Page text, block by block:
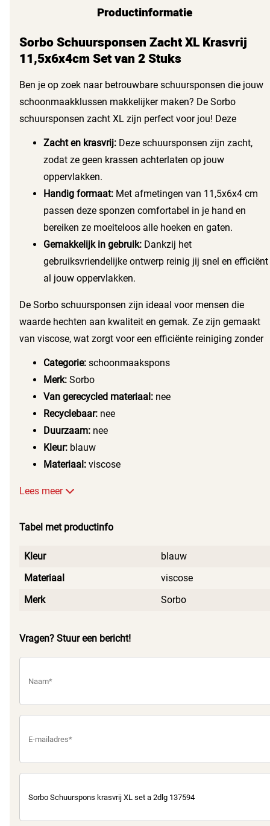
Productinformatie
Sorbo Schuursponsen Zacht XL Krasvrij
11,5x6x4cm Set van 2 Stuks
Ben je op zoek naar betrouwbare schuursponsen die jouw
schoonmaakklussen makkelijker maken? De Sorbo
schuursponsen zacht XL zijn perfect voor jou! Deze
sponzen bieden uitstekende schoonmaakkracht zonder
Zacht en krasvrij: Deze schuursponsen zijn zacht,
zodat ze geen krassen achterlaten op jouw
oppervlakken.
Handig formaat: Met afmetingen van 11,5x6x4 cm
passen deze sponzen comfortabel in je hand en
bereiken ze moeiteloos alle hoeken en gaten.
Gemakkelijk in gebruik: Dankzij het
gebruiksvriendelijke ontwerp reinig jij snel en efficiënt
al jouw oppervlakken.
De Sorbo schuursponsen zijn ideaal voor mensen die
waarde hechten aan kwaliteit en gemak. Ze zijn gemaakt
van viscose, wat zorgt voor een efficiënte reiniging zonder
krassen. Of je nu vetvlekken in de keuken wilt verwijderen
of de badkamer wilt schoonmaken, deze schuursponsen
zijn jouw perfecte hulp.
Categorie: schoonmaakspons
Merk: Sorbo
Van gerecycled materiaal: nee
Recyclebaar: nee
Duurzaam: nee
Kleur: blauw
Materiaal: viscose
Lees meer
Tabel met productinfo
Kleur
blauw
Materiaal
viscose
Merk
Sorbo
Vragen? Stuur een bericht!